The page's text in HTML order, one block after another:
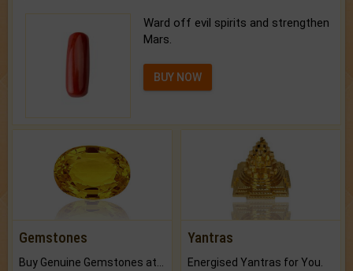
Ward off evil spirits and strengthen
Mars.
BUY NOW
Gemstones Yantras
Energised Yantras for You.